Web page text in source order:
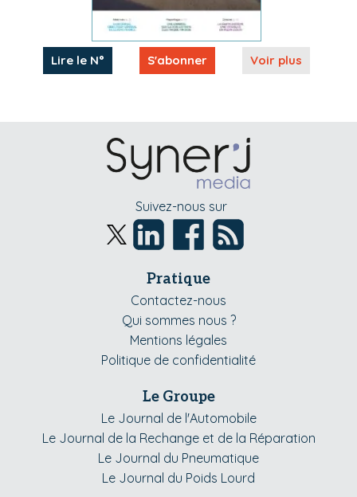
Lire le N° S'abonner Voir plus
Suivez-nous sur
Pratique
Contactez-nous
Qui sommes nous ?
Mentions légales
Politique de confidentialité
Le Groupe
Le Journal de l'Automobile
Le Journal de la Rechange et de la Réparation
Le Journal du Pneumatique
Le Journal du Poids Lourd